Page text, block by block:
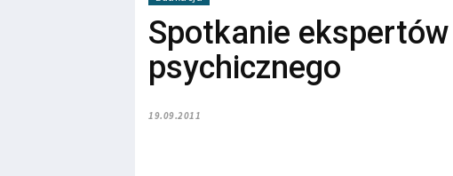
Spotkanie
psychicznego
19.09.2011